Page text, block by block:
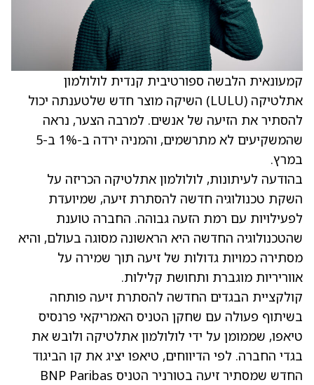
קמעונאית הלבשה ספורטיבית קנדית לולולמון
אתלטיקה (LULU)
השיקה מוצר חדש שלטענתה יכול
להסתיר את הזיעה של אנשים. למרבה הצער, נראה
שהמשקיעים לא מתרשמים, והמניה ירדה ב-1% ב-5
במרץ.
בהודעה לעיתונות, לולולמון אתלטיקה הכריזה על
השקת טכנולוגיה חדשה להסתרת זיעה, שמיועדת
לפעילויות עם רמת הזעה גבוהה. החברה טוענת
שהטכנולוגיה החדשה היא הראשונה מסוגה בעולם, והיא
מסתירה כמויות גדולות של זיעה תוך שמירה על
אווריריות מוגברת ותחושת קלילות.
קולקציית הבגדים החדשה להסתרת זיעה פותחה
בשיתוף פעולה עם שחקן הטניס האמריקאי פרנסיס
טיאפו, שממומן על ידי לולולמון אתלטיקה ולובש את
בגדי החברה. לפי הדיווחים, טיאפו יציג את קו הביגוד
החדש שמסתיר זיעה בטורניר הטניס BNP Paribas